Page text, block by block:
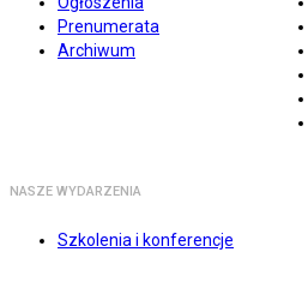
Prenumerata
Archiwum
NASZE WYDARZENIA
Szkolenia i konferencje